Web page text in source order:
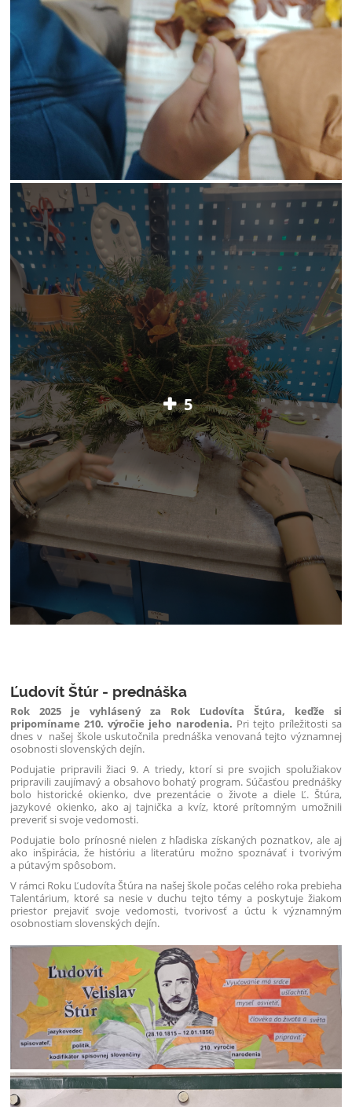
5
Ľudovít Štúr - prednáška
Rok 2025 je vyhlásený za Rok Ľudovíta Štúra, keďže si
pripomíname 210. výročie jeho narodenia. Pri tejto príležitosti sa
dnes v našej škole uskutočnila prednáška venovaná tejto významnej
osobnosti slovenských dejín.
Podujatie pripravili žiaci 9. A triedy, ktorí si pre svojich spolužiakov
pripravili zaujímavý a obsahovo bohatý program. Súčasťou prednášky
bolo historické okienko, dve prezentácie o živote a diele Ľ. Štúra,
jazykové okienko, ako aj tajnička a kvíz, ktoré prítomným umožnili
preveriť si svoje vedomosti.
Podujatie bolo prínosné nielen z hľadiska získaných poznatkov, ale aj
ako inšpirácia, že históriu a literatúru možno spoznávať i tvorivým
a pútavým spôsobom.
V rámci Roku Ľudovíta Štúra na našej škole počas celého roka prebieha
Talentárium, ktoré sa nesie v duchu tejto témy a poskytuje žiakom
priestor prejaviť svoje vedomosti, tvorivosť a úctu k významným
osobnostiam slovenských dejín.